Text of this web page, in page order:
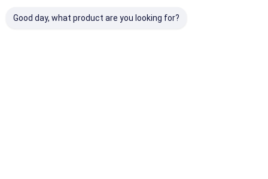
Runsheng Packing Industry Co.,Ltd. All Rights Reserved.
Good day, what product are you looking for?